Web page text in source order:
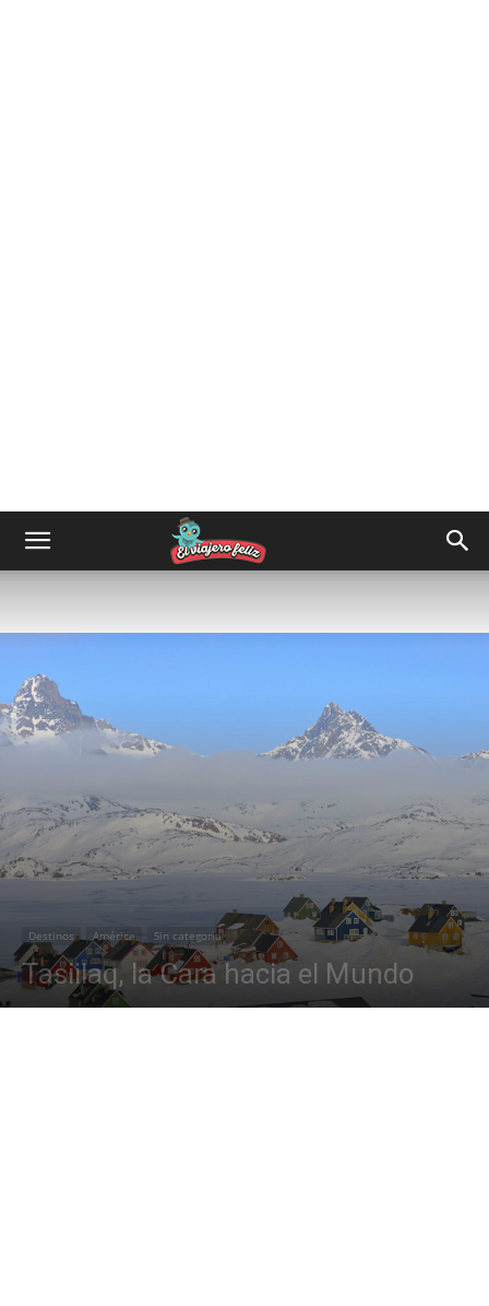
Destinos América Sin categoría
Tasiilaq, la Cara hacia el Mundo